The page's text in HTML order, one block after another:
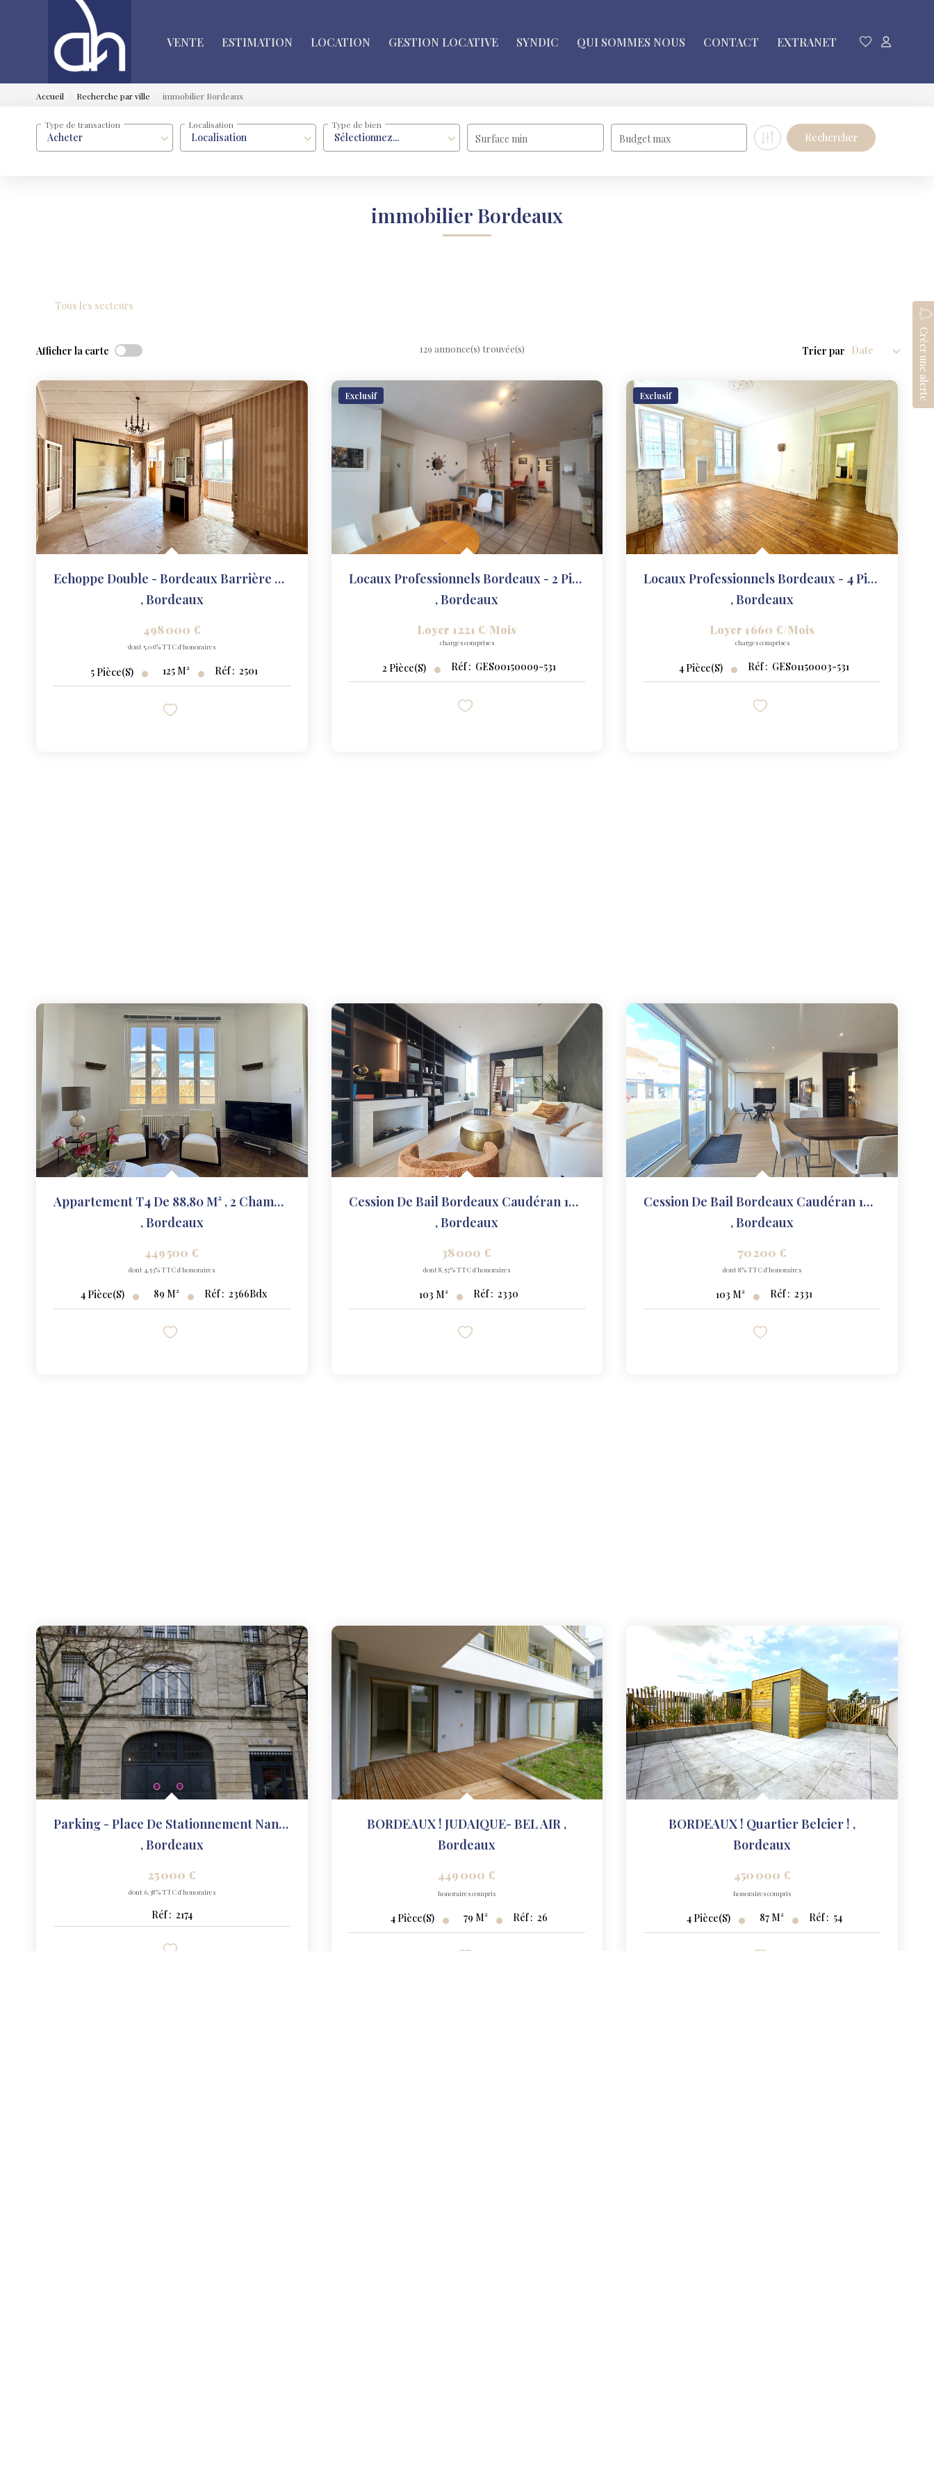
VENTE ESTIMATION LOCATION GESTION LOCATIVE SYNDIC QUI SOMMES NOUS CONTACT EXTRANET
Accueil Recherche par ville immobilier Bordeaux
Acheter
Type de transaction
Localisation
Localisation
Sélectionnez...
Type de bien
Surface min Budget max
immobilier Bordeaux
Tous les secteurs
Créer une alerte
Afficher la carte 129 annonce(s) trouvée(s) Trier par
Echoppe Double - Bordeaux Barrière De Pessac 5 Pièces...
,Bordeaux
498 000 €
dont 5,06% TTC d'honoraires
5 Pièce(s) 125 M² Réf : 2501
Exclusif
Locaux Professionnels Bordeaux - 2 Pièce(s)
,Bordeaux
Loyer 1 221 €/mois
charges comprises
2 Pièce(s) Réf : GES00150009-531
Exclusif
Locaux Professionnels Bordeaux - 4 Pièce(s)
,Bordeaux
Loyer 1 660 €/mois
charges comprises
4 Pièce(s) Réf : GES01150003-531
Appartement T4 De 88,80 M² , 2 Chambres, Cours Pasteur
,Bordeaux
449 500 €
dont 4,53% TTC d'honoraires
4 Pièce(s) 89 M² Réf : 2366Bdx
Cession De Bail Bordeaux Caudéran 103.32 M2
,Bordeaux
38 000 €
dont 8,57% TTC d'honoraires
103 M² Réf : 2330
Cession De Bail Bordeaux Caudéran 103.32 M2
,Bordeaux
70 200 €
dont 8% TTC d'honoraires
103 M² Réf : 2331
Parking - Place De Stationnement Nansouty
,Bordeaux
25 000 €
dont 6,38% TTC d'honoraires
Réf : 2174
BORDEAUX ! JUDAIQUE- BEL AIR ,
Bordeaux
449 000 €
honoraires compris
4 Pièce(s) 79 M² Réf : 26
BORDEAUX ! Quartier Belcier ! ,
Bordeaux
450 000 €
honoraires compris
4 Pièce(s) 87 M² Réf : 54